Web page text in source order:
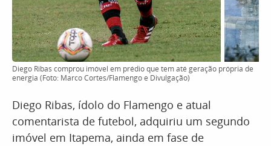
Diego Ribas comprou imóvel em prédio que tem até geração própria de
energia (Foto: Marco Cortes/Flamengo e Divulgação)
Diego Ribas, ídolo do Flamengo e atual
comentarista de futebol, adquiriu um segundo
imóvel em Itapema, ainda em fase de